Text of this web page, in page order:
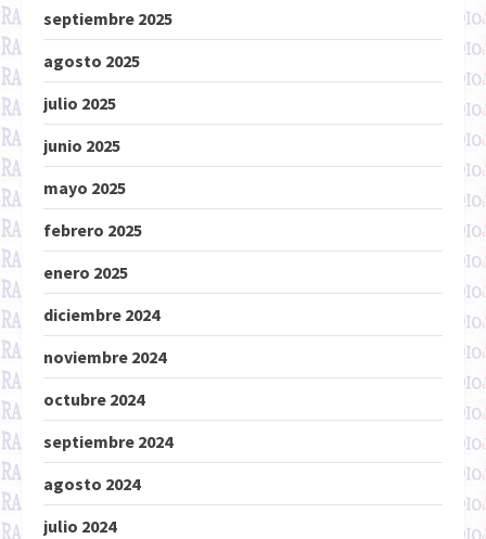
septiembre 2025
agosto 2025
julio 2025
junio 2025
mayo 2025
febrero 2025
enero 2025
diciembre 2024
noviembre 2024
octubre 2024
septiembre 2024
agosto 2024
julio 2024